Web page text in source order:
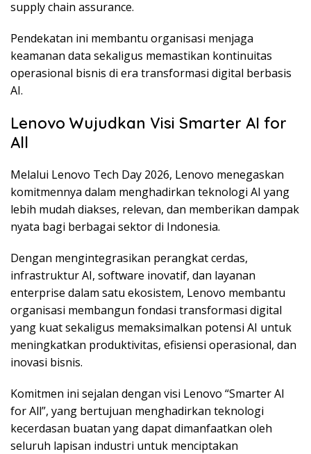
supply chain assurance.
Pendekatan ini membantu organisasi menjaga
keamanan data sekaligus memastikan kontinuitas
operasional bisnis di era transformasi digital berbasis
AI.
Lenovo Wujudkan Visi Smarter AI for
All
Melalui Lenovo Tech Day 2026, Lenovo menegaskan
komitmennya dalam menghadirkan teknologi AI yang
lebih mudah diakses, relevan, dan memberikan dampak
nyata bagi berbagai sektor di Indonesia.
Dengan mengintegrasikan perangkat cerdas,
infrastruktur AI, software inovatif, dan layanan
enterprise dalam satu ekosistem, Lenovo membantu
organisasi membangun fondasi transformasi digital
yang kuat sekaligus memaksimalkan potensi AI untuk
meningkatkan produktivitas, efisiensi operasional, dan
inovasi bisnis.
Komitmen ini sejalan dengan visi Lenovo “Smarter AI
for All”, yang bertujuan menghadirkan teknologi
kecerdasan buatan yang dapat dimanfaatkan oleh
seluruh lapisan industri untuk menciptakan